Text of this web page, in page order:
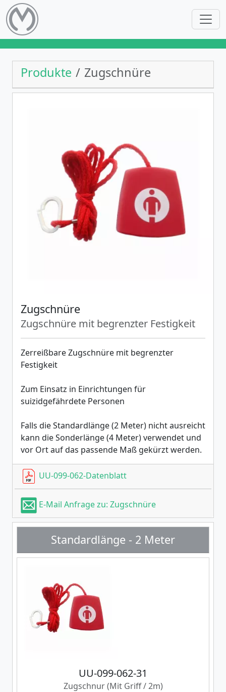
Produkte Zugschnüre
Zugschnüre
Zugschnüre mit begrenzter Festigkeit
Zerreißbare Zugschnüre mit begrenzter
Festigkeit
Zum Einsatz in Einrichtungen für
suizidgefährdete Personen
Falls die Standardlänge (2 Meter) nicht ausreicht
kann die Sonderlänge (4 Meter) verwendet und
vor Ort auf das passende Maß gekürzt werden.
UU-099-062-Datenblatt
E-Mail Anfrage zu: Zugschnüre
Standardlänge - 2 Meter
UU-099-062-31
Zugschnur (Mit Griff / 2m)